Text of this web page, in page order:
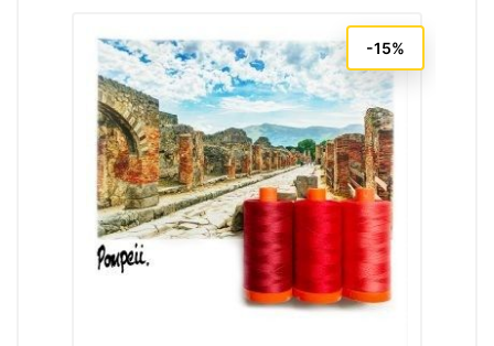
-15%